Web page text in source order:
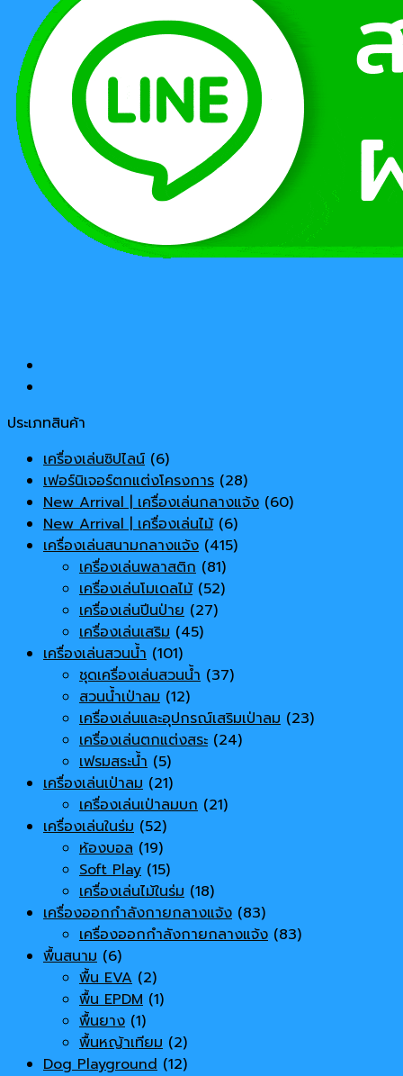
ประเภทสินค้า
เครื่องเล่นซิปไลน์ (6)
เฟอร์นิเจอร์ตกแต่งโครงการ (28)
New Arrival | เครื่องเล่นกลางแจ้ง (60)
New Arrival | เครื่องเล่นไม้ (6)
เครื่องเล่นสนามกลางแจ้ง (415)
เครื่องเล่นพลาสติก (81)
เครื่องเล่นโมเดลไม้ (52)
เครื่องเล่นปีนป่าย (27)
เครื่องเล่นเสริม (45)
เครื่องเล่นสวนน้ำ (101)
ชุดเครื่องเล่นสวนน้ำ (37)
สวนน้ำเป่าลม (12)
เครื่องเล่นและอุปกรณ์เสริมเป่าลม (23)
เครื่องเล่นตกแต่งสระ (24)
เฟรมสระน้ำ (5)
เครื่องเล่นเป่าลม (21)
เครื่องเล่นเป่าลมบก (21)
เครื่องเล่นในร่ม (52)
ห้องบอล (19)
Soft Play (15)
เครื่องเล่นไม้ในร่ม (18)
เครื่องออกกำลังกายกลางแจ้ง (83)
เครื่องออกกำลังกายกลางแจ้ง (83)
พื้นสนาม (6)
พื้น EVA (2)
พื้น EPDM (1)
พื้นยาง (1)
พื้นหญ้าเทียม (2)
Dog Playground (12)